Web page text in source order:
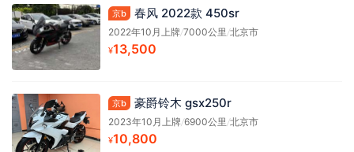
京b 春风 2022款 450sr
2022年10月上牌/7000公里/北京市
¥13,500
京b 豪爵铃木 gsx250r
2023年10月上牌/6900公里/北京市
¥10,800